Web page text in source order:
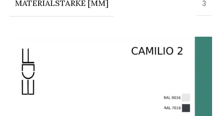
MATERIALSTÄRKE [MM] 3